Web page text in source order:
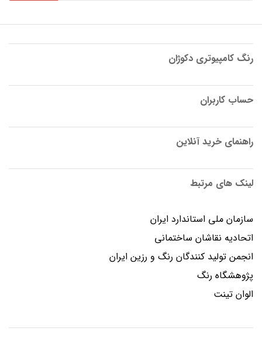
رنگ کامپیوتری دکوژان
حساب کاربران
راهنمای خرید آنلاین
لینک های مرتبط
سازمان ملی استاندارد ایران
اتحادیه نقاشان ساختمانی
انجمن توليد كنندگان رنگ و رزين ايران
پژوهشگاه رنگ
الوان تینت